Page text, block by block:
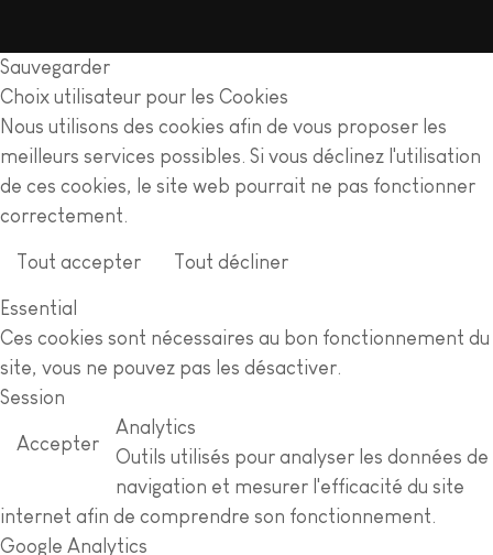
Sauvegarder
Choix utilisateur pour les Cookies
Nous utilisons des cookies afin de vous proposer les
meilleurs services possibles. Si vous déclinez l'utilisation
de ces cookies, le site web pourrait ne pas fonctionner
correctement.
Tout accepter Tout décliner
Essential
Ces cookies sont nécessaires au bon fonctionnement du
site, vous ne pouvez pas les désactiver.
Session
Accepter
Analytics
Outils utilisés pour analyser les données de
navigation et mesurer l'efficacité du site
internet afin de comprendre son fonctionnement.
Google Analytics